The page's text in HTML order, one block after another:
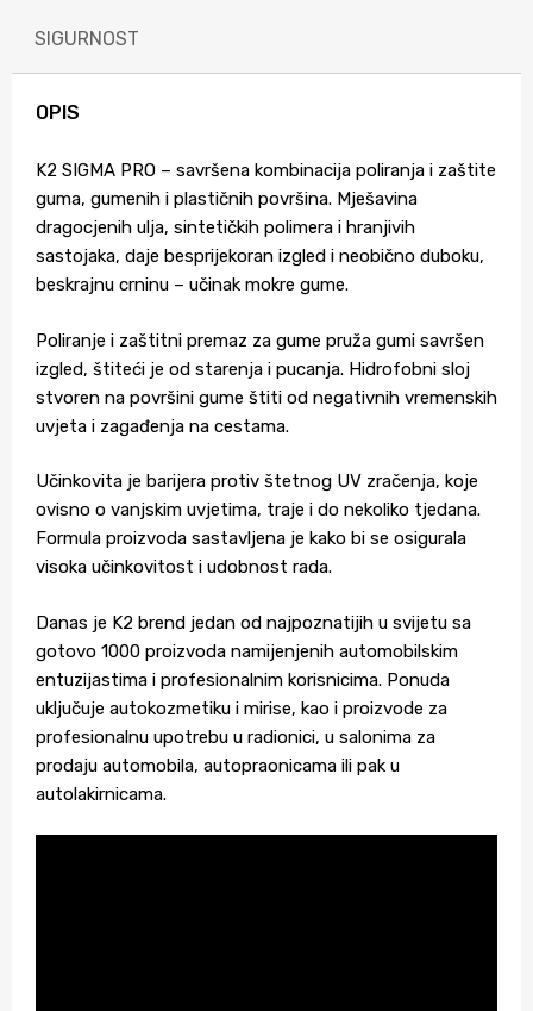
SIGURNOST
OPIS
K2 SIGMA PRO – savršena kombinacija poliranja i zaštite
guma, gumenih i plastičnih površina. Mješavina
dragocjenih ulja, sintetičkih polimera i hranjivih
sastojaka, daje besprijekoran izgled i neobično duboku,
beskrajnu crninu – učinak mokre gume.
Poliranje i zaštitni premaz za gume pruža gumi savršen
izgled, štiteći je od starenja i pucanja. Hidrofobni sloj
stvoren na površini gume štiti od negativnih vremenskih
uvjeta i zagađenja na cestama.
Učinkovita je barijera protiv štetnog UV zračenja, koje
ovisno o vanjskim uvjetima, traje i do nekoliko tjedana.
Formula proizvoda sastavljena je kako bi se osigurala
visoka učinkovitost i udobnost rada.
Danas je K2 brend jedan od najpoznatijih u svijetu sa
gotovo 1000 proizvoda namijenjenih automobilskim
entuzijastima i profesionalnim korisnicima. Ponuda
uključuje autokozmetiku i mirise, kao i proizvode za
profesionalnu upotrebu u radionici, u salonima za
prodaju automobila, autopraonicama ili pak u
autolakirnicama.